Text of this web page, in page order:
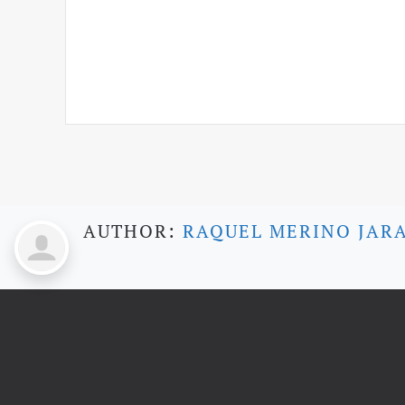
AUTHOR: RAQUEL MERINO